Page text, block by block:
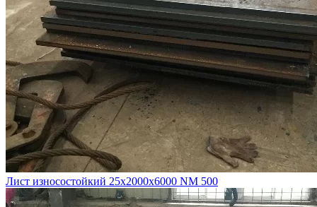
Лист износостойкий 25х2000х6000 NM 500